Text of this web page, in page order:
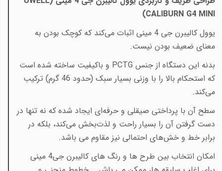
CALIBURN G4 MINI
)
یوول کالیبرن جی 4 مینی اثبات می‌کند که کوچک بودن به
معنای ضعیف بودن نیست.
بدنه این دستگاه از جنسPCTG و باکیفیت ساخته شده است
که استحکام بالا را با وزنی بسیار سبک (حدود 46 گرم) ترکیب
می‌کند.
سطح آن با پرداختی صیقلی و حرفه‌ای ایجاد شده که نه تنها در
دست گرفتن آن را بسیار راحت و لذت‌بخش می‌کند، بلکه در
برابر خط و خش‌های احتمالی نیز مقاوم می باشد.
امکان انتخاب بین طرح ها و رنگ های کالیبرن جی4 مینی